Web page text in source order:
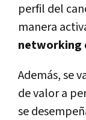
perfil del
manera
networking
Además, se
de valor a
se